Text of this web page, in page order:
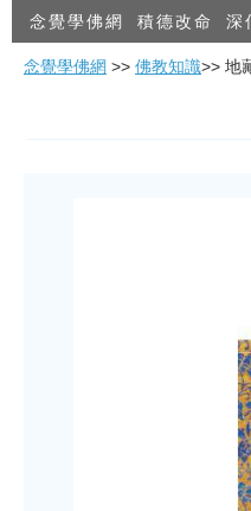
念覺學佛網 積德改命 深
念覺學佛網 >> 佛教知識>> 地